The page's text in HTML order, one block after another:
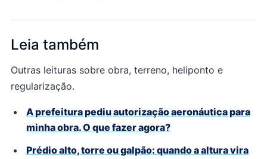
Leia também
Outras leituras sobre obra, terreno, heliponto e
regularização.
A prefeitura pediu autorização aeronáutica para
minha obra. O que fazer agora?
Prédio alto, torre ou galpão: quando a altura vira